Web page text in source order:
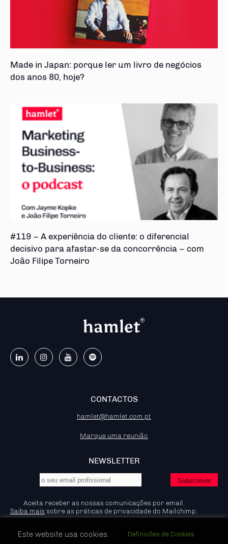
Made in Japan: porque ler um livro de negócios
dos anos 80, hoje?
#119 – A experiência do cliente: o diferencial
decisivo para afastar-se da concorrência – com
João Filipe Torneiro
CONTACTOS
hamlet@hamlet.com.pt
Marque uma reunião
NEWSLETTER
Aceita receber as nossas comunicações por email.
Saiba mais sobre as práticas de privacidade do Mailchimp.
Este website usa cookies. Definicões de Cookies